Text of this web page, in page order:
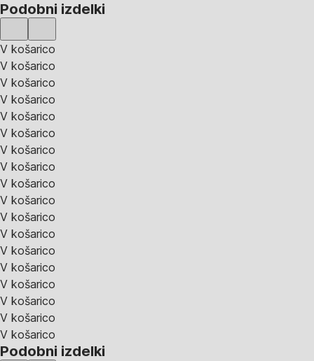
Podobni izdelki
V košarico
V košarico
V košarico
V košarico
V košarico
V košarico
V košarico
V košarico
V košarico
V košarico
V košarico
V košarico
V košarico
V košarico
V košarico
V košarico
V košarico
V košarico
Podobni izdelki